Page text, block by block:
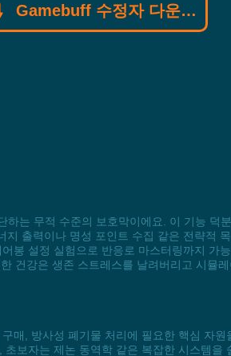
Gamebuff 수정자 다운로드
하는 무적 수준의 보호막이에요. 이 기능
출력이나 명성 포인트 수집 같은 전략적
봉 설정 실험으로 반응로 마스터링까지 가
건강은 생존 스트레스를 날려버리고 시뮬
매, 방사성 폐기물 처리에 필요한 핵심 자
보자는 제논 동역학 같은 복잡한 시스템